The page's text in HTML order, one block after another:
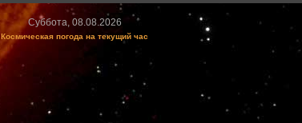
Суббота, 08.08.2026
Космическая погода на текущий час